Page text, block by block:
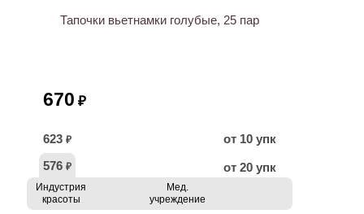
Тапочки вьетнамки голубые, 25 пар
670 ₽
623 ₽
от 10 упк
576 ₽ от 20 упк
Индустрия
красоты
Мед.
учреждение